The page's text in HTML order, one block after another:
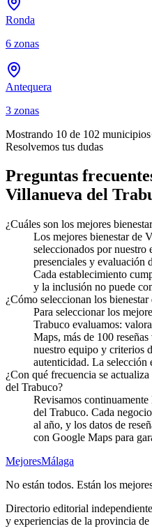
Ronda
6 zonas
Antequera
3 zonas
Mostrando 10 de 102 municipios
Resolvemos tus dudas
Preguntas
Villanueva del
¿Cuáles son los mejores
Los mejores bienestar de
seleccionados por
presenciales y evaluación
Cada establecimiento
y la inclusión no puede
¿Cómo seleccionan los
Para seleccionar los
Trabuco evaluamos:
Maps, más de 100
nuestro equipo y criterios
autenticidad. La selección
¿Con qué frecuencia se
del Trabuco?
Revisamos
del Trabuco. Cada
al año, y los datos de
con Google Maps para
MejoresMálaga
No están todos. Están los
Directorio editorial
y experiencias de la provincia de